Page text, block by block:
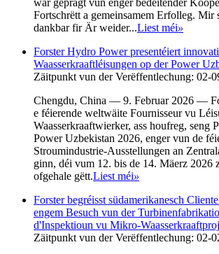
Fortschrëtt a gemeinsamem Erfolleg. Mir
dankbar fir Är weider...Liest méi»
Forster Hydro Power presentéiert
Waasserkraaftléisungen op der Power
Zäitpunkt vun der Verëffentlechung: 02-
Chengdu, China — 9. Februar 2026 —
e féierende weltwäite Fournisseur vu
Waasserkraaftwierker, ass houfreg, seng
Power Uzbekistan 2026, enger vun de
Stroumindustrie-Ausstellungen an
ginn, déi vum 12. bis de 14. Mäerz 2026
ofgehale gëtt.Liest méi»
Forster begréisst südamerikanesch
engem Besuch vun der
d'Inspektioun vu Mikro-
Zäitpunkt vun der Verëffentlechung: 02-